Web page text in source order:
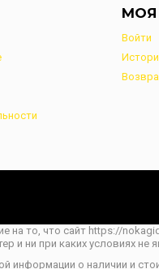
МОЯ
Войти
на то, что сайт https://
и ни при каких условиях
информации о наличии и